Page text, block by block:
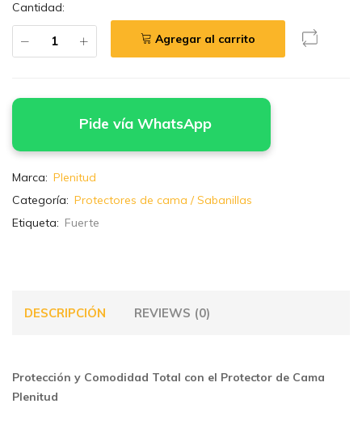
Cantidad:
Agregar al carrito
Pide vía WhatsApp
Marca: Plenitud
Categoría: Protectores de cama / Sabanillas
Etiqueta: Fuerte
DESCRIPCIÓN REVIEWS (0)
Protección y Comodidad Total con el Protector de Cama
Plenitud